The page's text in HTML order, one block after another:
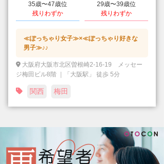
35歳〜47歳位
残りわずか
29歳〜39歳位
残りわずか
≪ぽっちゃり女子≫×≪ぽっちゃり好きな
男子≫♪♪
大阪府大阪市北区曽根崎2-16-19 メッセー
ジ梅田ビル8階 ｜「大阪駅」 徒歩 5分
関西 梅田